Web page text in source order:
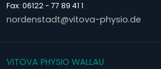
Fax: 06122 - 77 89 41 1
nordenstadt@vitova-physio.de
VITOVA PHYSIO WALLAU